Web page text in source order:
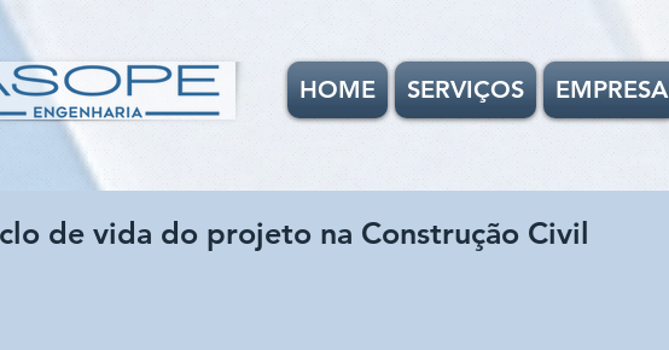
HOME SERVIÇOS EMPRESA
de vida do projeto na Construção Civil